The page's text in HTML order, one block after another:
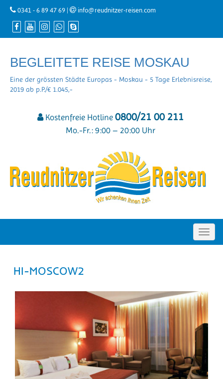
0341 - 6 89 47 69| info@reudnitzer-reisen.com
BEGLEITETE REISE MOSKAU
Eine der grössten Städte Europas - Moskau - 5 Tage Erlebnisreise,
2019 ab p.P./€ 1.045,-
Kostenfreie Hotline 0800/21 00 211
Mo.-Fr.: 9:00 – 20:00 Uhr
HI-MOSCOW2